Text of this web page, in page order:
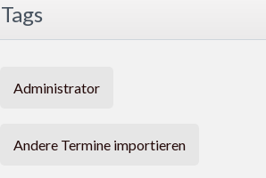
Tags
Administrator
Andere Termine importieren